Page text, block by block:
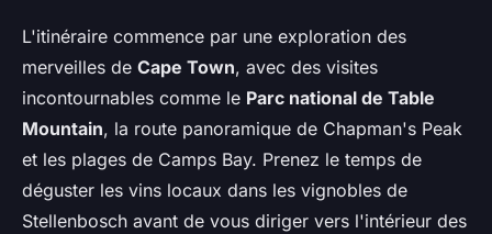
L'itinéraire commence par une exploration des
merveilles de Cape Town, avec des visites
incontournables comme le Parc national de Table
Mountain, la route panoramique de Chapman's Peak
et les plages de Camps Bay. Prenez le temps de
déguster les vins locaux dans les vignobles de
Stellenbosch avant de vous diriger vers l'intérieur des